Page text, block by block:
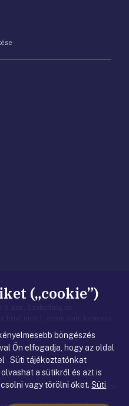
ker., Szabadság tér
utca 1. szám alatti bejárata)
|Jogi nyilatkozat|Adatkezelési
(„cookie”)
böngészés
Ön elfogadja, hogy az oldal
Süti tájékoztatónkat
a sütikről és azt is
vagy törölni őket.Süti